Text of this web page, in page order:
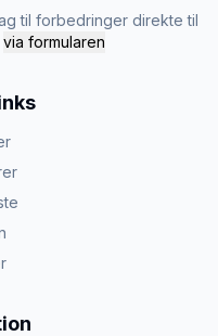
til forbedringer direkte til
via formularen